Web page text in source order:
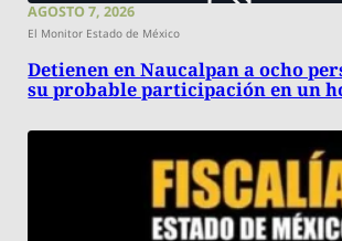
AGOSTO 7, 2026
El Monitor Estado de México
Detienen en Naucalpan a ocho
su probable participación en un